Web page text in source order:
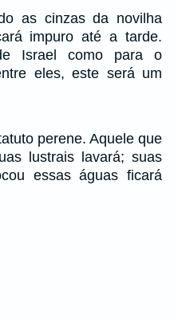
as cinzas da novilha
impuro até a tarde.
Israel como para o
eles, este será um
perene. Aquele que
lustrais lavará; suas
essas águas ficará